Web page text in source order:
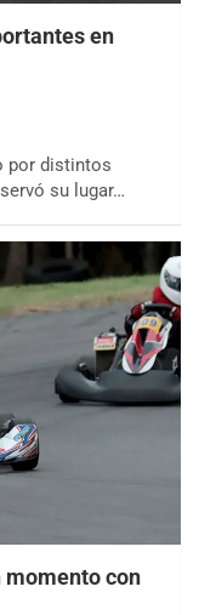
en
por distintos
su lugar…
momento con